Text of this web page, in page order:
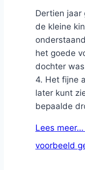
Dertien jaar
de kleine
het goede
dochter
4. Het fijne
later kunt
bepaalde
Lees meer…
voorbeeld